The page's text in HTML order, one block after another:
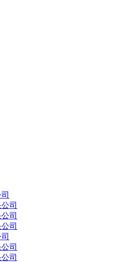
司
司
司
司
司